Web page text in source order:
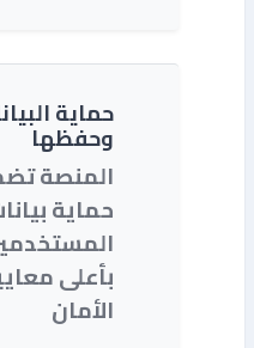
حماية
وحفظها
المنصة
حماية
بأعلى
الأمان